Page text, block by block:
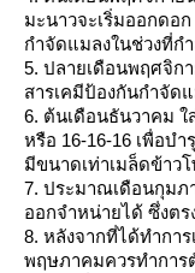
มะนาวจะเริ่มออกดอ
กำจัดแมลงในช่วงที่ก
5. ปลายเดือนพฤศจิก
สารเคมีป้องกันกำจัด
6. ต้นเดือนธันวาคม ใ
หรือ 16-16-16 เพื่อบ
มีขนาดเท่าเมล็ดข้าว
7. ประมาณเดือนกุมภ
ออกจำหน่ายได้ ซึ่งต
8. หลังจากที่ได้ทำกา
พฤษภาคมควรทำการ